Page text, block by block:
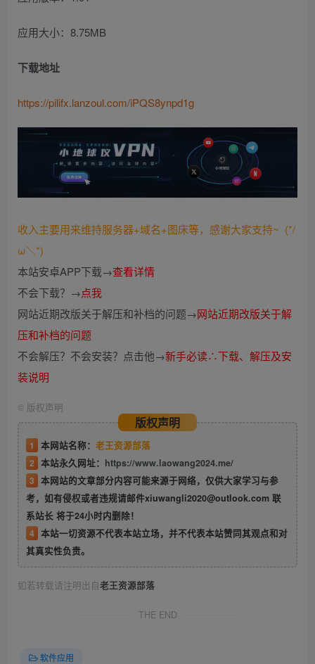
应用大小：8.75MB
下载地址
https://pilifx.lanzoul.com/iPQS8ynpd1g
收入主要用来维持服务器+域名+图床等，感谢大家支持~ (*/
ω＼*)
本站安卓APP下载→查看详情
不会下载？→点我
网站近期改版关于解压和补档的问题→网站近期改版关于解
压和补档的问题
不会解压？不会安装？点击他→新手必读∴下载、解压及安
装说明
© 版权声明
版权声明
1 本网站名称： 老王资源部落
2 本站永久网址： https://www.laowang2024.me/
3 本网站的文章部分内容可能来源于网络，仅供大家学习与参
考，如有侵权或者违规请邮件xiuwangli2020@outlook.com 联
系站长 将于24小时内删除！
4 本站一切资源不代表本站立场，并不代表本站赞同其观点和对
其真实性负责。
如若转载请注明出自老王资源部落
THE END
软件应用